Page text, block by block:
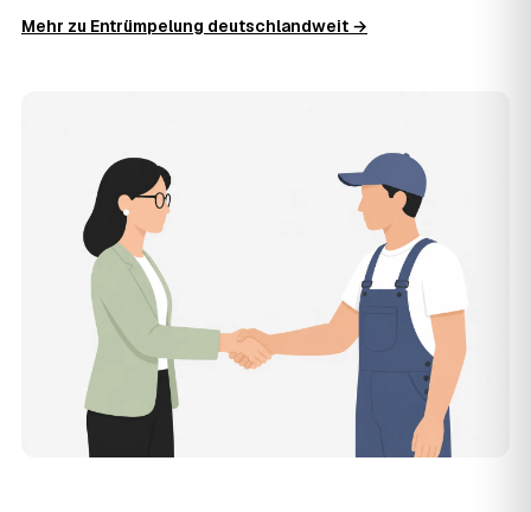
Wertgegenstände senken den Endpreis zusätzlich.
Entrümpler aus Kaltennordheim zum Vergleichen. Bezahlt
wird nur der Entrümpler, den Sie selbst auswählen.
Was kostet die Entrümpelung einer normalen
Wohnung in Kaltennordheim?
Für eine durchschnittliche Wohnung mit rund 65 m² liegen
die Kosten in Kaltennordheim bei etwa 1.840 €, das
entspricht im Schnitt rund 30,4 € je Quadratmeter.
Zugänglichkeit (Etage, Aufzug), Menge und Sperrmüllanteil
verschieben den Preis nach oben oder unten — den
genauen Festpreis nennt Ihnen der Entrümpler nach
kurzer Beschreibung.
Werden Entrümpelungen in Kaltennordheim in
Zukunft teurer?
Mehr zu Entrümpelung deutschlandweit →